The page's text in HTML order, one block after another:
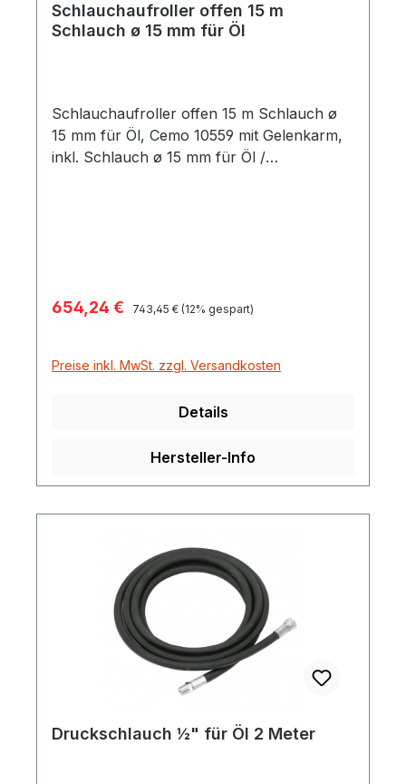
Schlauchaufroller offen 15 m
Schlauch ø 15 mm für Öl
Schlauchaufroller offen 15 m Schlauch ø
15 mm für Öl, Cemo 10559 mit Gelenkarm,
inkl. Schlauch ø 15 mm für Öl /
Verkaufspreis:
654,24 € Regulärer Preis:
743,45 € (12% gespart)
Preise inkl. MwSt. zzgl. Versandkosten
Details
Hersteller-Info
Druckschlauch ½" für Öl 2 Meter